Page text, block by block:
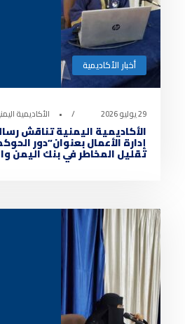
أخبار الأكاديمية
29 يوليو 2026 • الأكاديمية
الأكاديمية اليمنية تناقش
إدارة الأعمال بعنوان”دور
تقليل المخاطر في بنك اليمن